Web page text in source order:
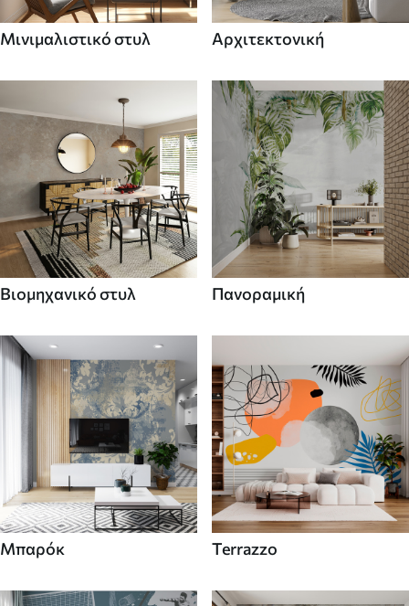
Μινιμαλιστικό στυλ Αρχιτεκτονική
Βιομηχανικό στυλ Πανοραμική
Μπαρόκ Terrazzo